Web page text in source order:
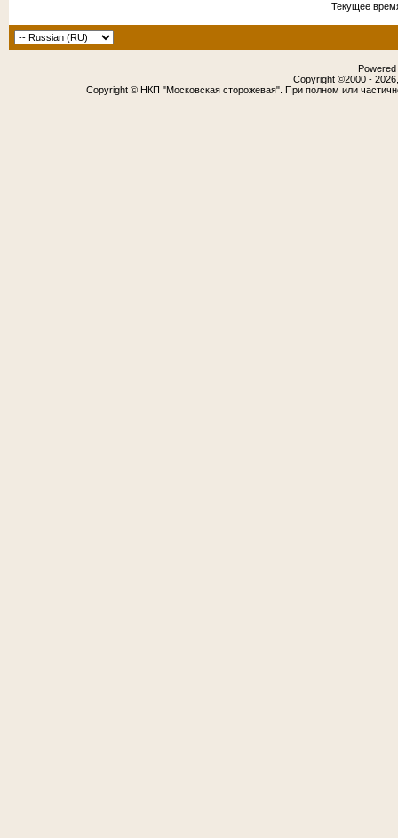
Текущее
Copyright ©2000 -
Copyright © НКП "Московская сторожевая". При полном или